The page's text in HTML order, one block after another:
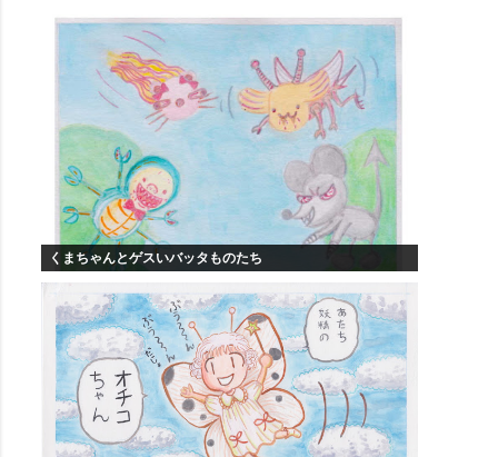
くまちゃんとゲスいバッタものたち